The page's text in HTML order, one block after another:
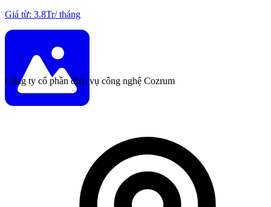
Giá từ: 3.8Tr/tháng
Công ty cổ phần dịch vụ công nghệ Cozrum